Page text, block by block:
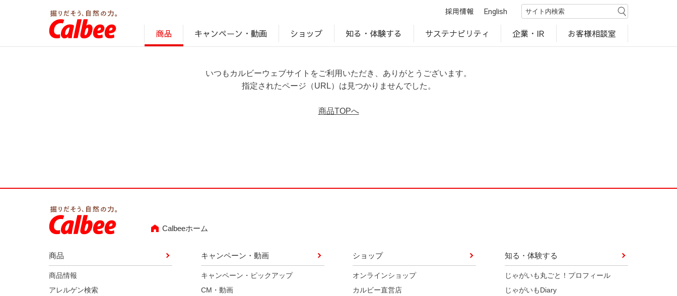
採用情報 English
商品
アレルゲン検索 ブランドサイト一覧
キャンペーン・動画 ショップ 知る・体験する
じゃがいもDiary カルビーの食育
サステナビリティ
マテリアリティ
企業・IR
IR・投資家情報
お客様相談室
いつもカルビーウェブサイトをご利用いただき、ありがとうございます。
指定されたページ（URL）は見つかりませんでした。
商品TOPへ
Calbeeホーム
商品
商品情報
アレルゲン検索
キャンペーン・動画
キャンペーン・ピックアップ
CM・動画
ショップ
オンラインショップ
カルビー直営店
知る・体験する
じゃがいも丸ごと！プロフィール
じゃがいもDiary